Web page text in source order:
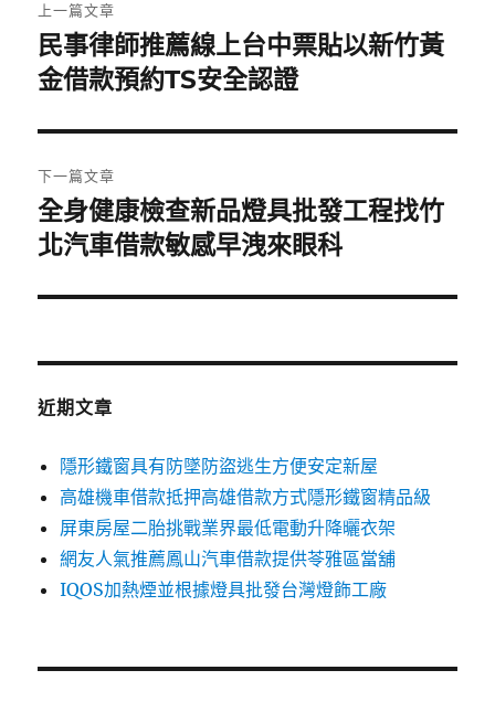
章
導
覽
上一篇文章
上
一
文
章:
民事律師推薦線上台中票貼以新竹黃
金借款預約TS安全認證
下一篇文章
下
一
文
全身健康檢查新品燈具批發工程找竹
北汽車借款敏感早洩來眼科
近期文章
隱形鐵窗具有防墜防盜逃生方便安定新屋
高雄機車借款抵押高雄借款方式隱形鐵窗精品級
屏東房屋二胎挑戰業界最低電動升降曬衣架
網友人氣推薦鳳山汽車借款提供苓雅區當舖
IQOS加熱煙並根據燈具批發台灣燈飾工廠